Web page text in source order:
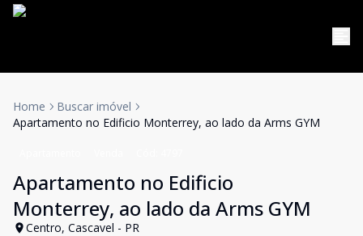
Home
Buscar imóvel
Apartamento no Edificio Monterrey, ao lado da Arms GYM
Apartamento no Edificio
Monterrey, ao lado da Arms GYM
Centro, Cascavel - PR